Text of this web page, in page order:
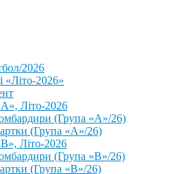
2026
«Літо-2026»
Літо-2026
(Група «А»/26)
(Група «А»/26)
Літо-2026
(Група «В»/26)
(Група «В»/26)